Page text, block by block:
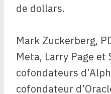
de dollars.
Mark Zuckerberg,
Meta, Larry Page et
cofondateurs
cofondateur